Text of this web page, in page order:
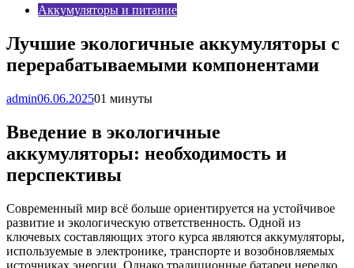
Аккумуляторы и питание
Лучшие экологичные аккумуляторы с
перерабатываемыми компонентами
admin06.06.202501 минуты
Введение в экологичные
аккумуляторы: необходимость и
перспективы
Современный мир всё больше ориентируется на устойчивое
развитие и экологическую ответственность. Одной из
ключевых составляющих этого курса являются аккумуляторы,
используемые в электронике, транспорте и возобновляемых
источниках энергии. Однако традиционные батареи нередко